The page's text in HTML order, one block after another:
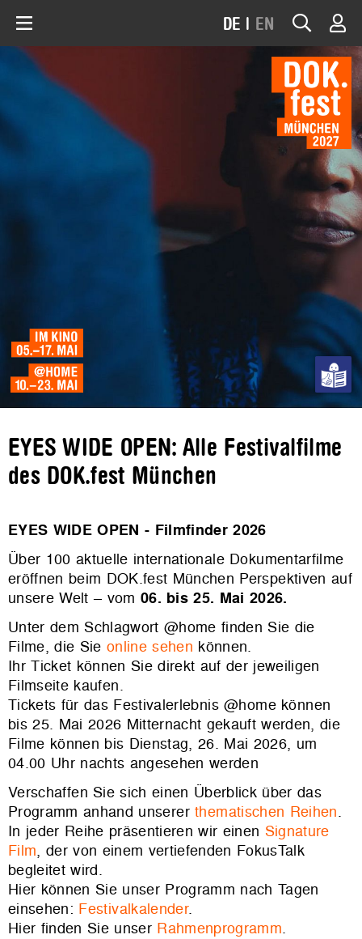
DE | EN
EYES WIDE OPEN: Alle Festivalfilme
des DOK.fest München
EYES WIDE OPEN - Filmfinder 2026
Über 100 aktuelle internationale Dokumentarfilme
eröffnen beim DOK.fest München Perspektiven auf
unsere Welt – vom 06. bis 25. Mai 2026.
Unter dem Schlagwort @home finden Sie die
Filme, die Sie online sehen können.
Ihr Ticket können Sie direkt auf der jeweiligen
Filmseite kaufen.
Tickets für das Festivalerlebnis @home können
bis 25. Mai 2026 Mitternacht gekauft werden, die
Filme können bis Dienstag, 26. Mai 2026, um
04.00 Uhr nachts angesehen werden
Verschaffen Sie sich einen Überblick über das
Programm anhand unsererthematischen Reihen.
In jeder Reihe präsentieren wir einen Signature
Film, der von einem vertiefenden FokusTalk
begleitet wird.
Hier können Sie unser Programm nach Tagen
einsehen: Festivalkalender.
Hier finden Sie unser Rahmenprogramm.